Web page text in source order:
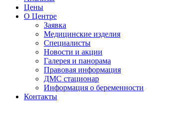
Цены
О Центре
Заявка
Медицинские изделия
Специалисты
Новости и акции
Галерея и панорама
Правовая информация
ДМС стационар
Информация о беременности
Контакты